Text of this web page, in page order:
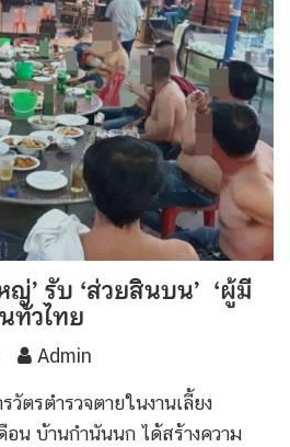
ญ่’ รับ ‘ส่วยสินบน’ ‘ผู้มี
ทั่วไทย
Admin
ตรตำรวจตายในงานเลี้ยง
อน บ้านกำนันนก ได้สร้างความ